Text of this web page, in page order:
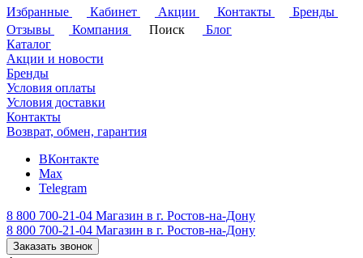
Избранные
Кабинет Акции Контакты
Бренды
Отзывы
Компания Поиск
Блог
Каталог
Акции и новости
Бренды
Условия оплаты
Условия доставки
Контакты
Возврат, обмен, гарантия
ВКонтакте
Max
Telegram
8 800 700-21-04 Магазин в г. Ростов-на-Дону
8 800 700-21-04 Магазин в г. Ростов-на-Дону
Заказать звонок